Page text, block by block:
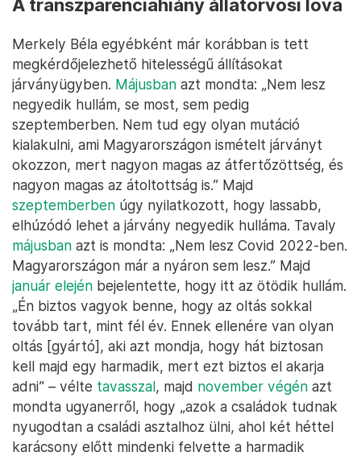
A transzparenciahiány állatorvosi lova
Merkely Béla egyébként már korábban is tett
megkérdőjelezhető hitelességű állításokat
járványügyben. Májusban azt mondta: „Nem lesz
negyedik hullám, se most, sem pedig
szeptemberben. Nem tud egy olyan mutáció
kialakulni, ami Magyarországon ismételt járványt
okozzon, mert nagyon magas az átfertőzöttség, és
nagyon magas az átoltottság is.” Majd
szeptemberben úgy nyilatkozott, hogy lassabb,
elhúzódó lehet a járvány negyedik hulláma. Tavaly
májusban azt is mondta: „Nem lesz Covid 2022-ben.
Magyarországon már a nyáron sem lesz.” Majd
január elején bejelentette, hogy itt az ötödik hullám.
„Én biztos vagyok benne, hogy az oltás sokkal
tovább tart, mint fél év. Ennek ellenére van olyan
oltás [gyártó], aki azt mondja, hogy hát biztosan
kell majd egy harmadik, mert ezt biztos el akarja
adni” – vélte tavasszal, majd november végén azt
mondta ugyanerről, hogy „azok a családok tudnak
nyugodtan a családi asztalhoz ülni, ahol két héttel
karácsony előtt mindenki felvette a harmadik